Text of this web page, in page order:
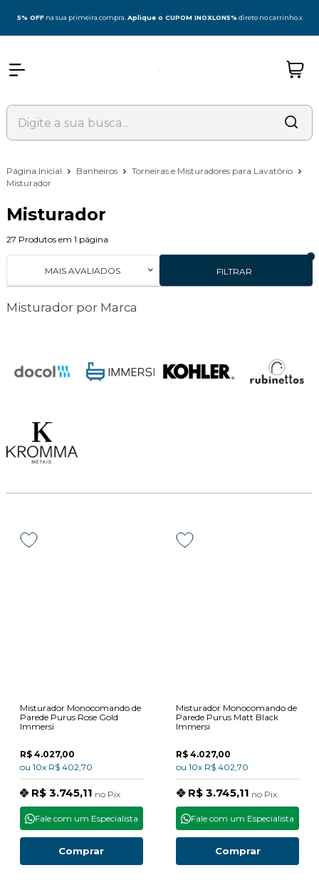
5% OFF na sua primeira compra.Aplique o CUPOM INOXLON5% direto no carrinho.x
Página Inicial Banheiros
Torneiras e Misturadores para Lavatório
Misturador
Misturador
27 Produtos em 1 página
FILTRAR
MAIS AVALIADOS
Misturador por Marca
Misturador Monocomando de
Parede Purus Rose Gold
Immersi
R$ 4.027,00
ou 10x R$ 402,70
R$ 3.745,11 no Pix
Comprar
Fale com um Especialista
Misturador Monocomando de
Parede Purus Matt Black
Immersi
R$ 4.027,00
ou 10x R$ 402,70
R$ 3.745,11 no Pix
Comprar
Fale com um Especialista